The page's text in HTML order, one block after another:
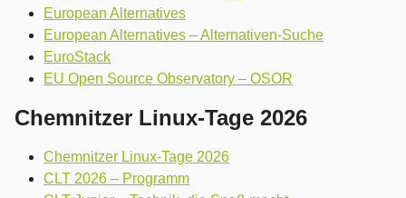
European Alternatives
European Alternatives – Alternativen-Suche
EuroStack
EU Open Source Observatory – OSOR
Chemnitzer Linux-Tage 2026
Chemnitzer Linux-Tage 2026
CLT 2026 – Programm